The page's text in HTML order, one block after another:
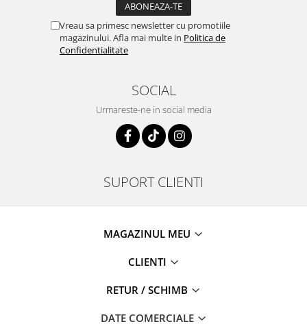
Vreau sa primesc newsletter cu promotiile
magazinului. Afla mai multe in Politica de
Confidentialitate
SOCIAL
Urmareste-ne in social media
SUPORT CLIENTI
MAGAZINUL MEU
CLIENTI
RETUR / SCHIMB
DATE COMERCIALE